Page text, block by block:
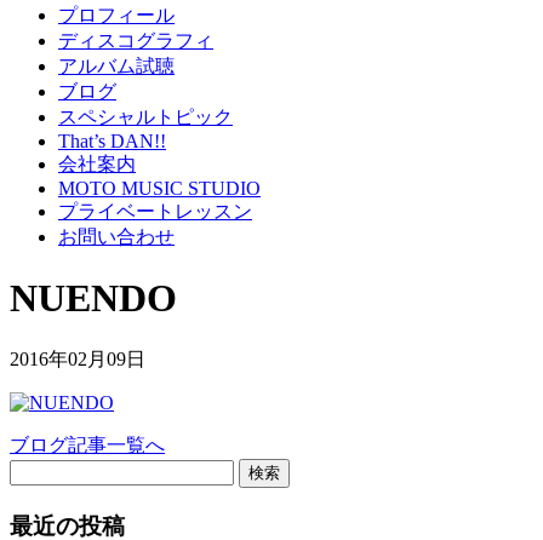
プロフィール
ディスコグラフィ
アルバム試聴
ブログ
スペシャルトピック
That’s DAN!!
会社案内
MOTO MUSIC STUDIO
プライベートレッスン
お問い合わせ
NUENDO
2016年02月09日
ブログ記事一覧へ
検索
最近の投稿